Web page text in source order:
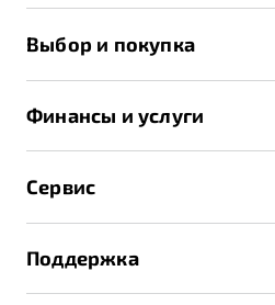
X70
Выбор и покупка
Записаться на тест-драйв
Получить предложение
Финансы и услуги
Страхование
Расчет КАСКО
Сервис
Поддержка